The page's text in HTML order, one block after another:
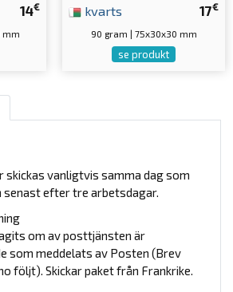
14€
mm
17€
kvarts
90 gram | 75x30x30 mm
se produkt
skickas vanligtvis samma dag som
senast efter tre arbetsdagar.
om av posttjänsten är
som meddelats av Posten (Brev
följt). Skickar paket från Frankrike.